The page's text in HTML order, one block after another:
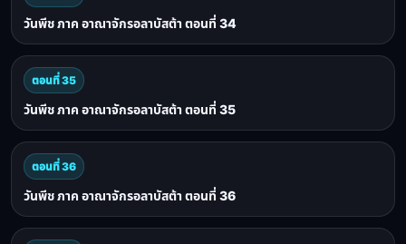
วันพีช ภาค อาณาจักรอลาบัสต้า ตอนที่ 34
ตอนที่ 35
วันพีช ภาค อาณาจักรอลาบัสต้า ตอนที่ 35
ตอนที่ 36
วันพีช ภาค อาณาจักรอลาบัสต้า ตอนที่ 36